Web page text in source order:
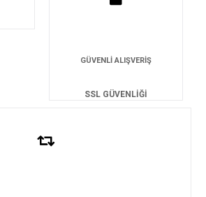
GÜVENLİ ALIŞVERİŞ
SSL GÜVENLİĞİ